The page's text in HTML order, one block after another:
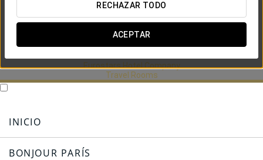
RECHAZAR TODO
ACEPTAR
The Art of
Cooking
by Keiko Ogawa
Eurostars Hotel Company
Travel Rooms
INICIO
BONJOUR PARÍS